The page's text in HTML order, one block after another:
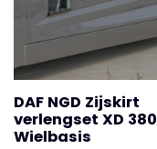
DAF NGD Zijskirt
verlengset XD 380
Wielbasis